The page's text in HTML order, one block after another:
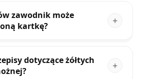
zawodnik może
kartkę?
dotyczące żółtych